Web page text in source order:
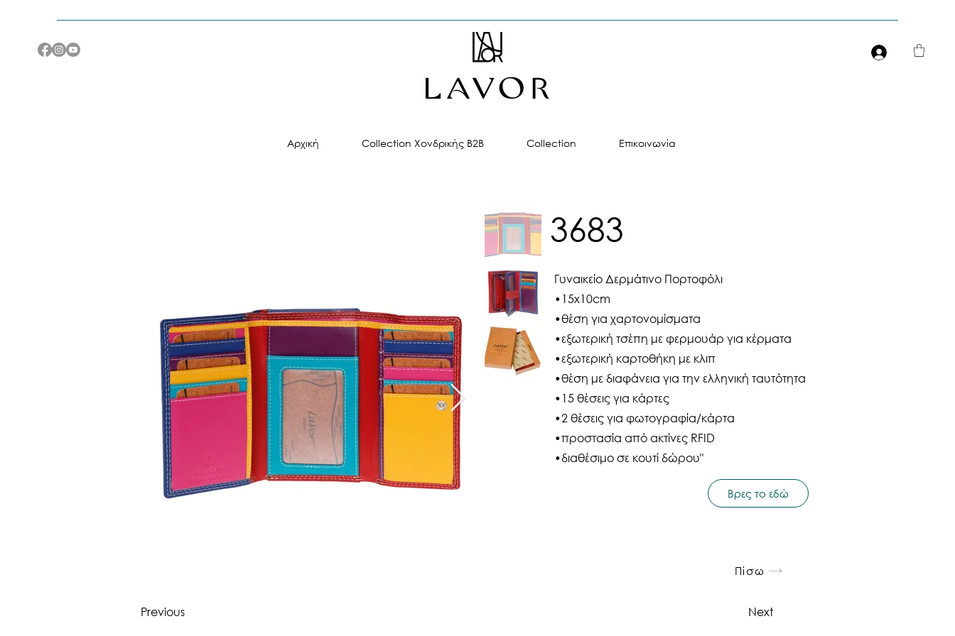
Είσοδος
Αρχική Collection Χονδρικής B2B Collection Επικοινωνία
Previous
3683
Γυναικείο Δερμάτινο Πορτοφόλι
•15x10cm
•θέση για χαρτονομίσματα
•εξωτερική τσέπη με φερμουάρ για κέρματα
•εξωτερική καρτοθήκη με κλιπ
•θέση με διαφάνεια για την ελληνική ταυτότητα
•15 θέσεις για κάρτες
•2 θέσεις για φωτογραφία/κάρτα
•προστασία από ακτίνες RFID
•διαθέσιμο σε κουτί δώρου"
Βρες το εδώ
Πίσω
Next